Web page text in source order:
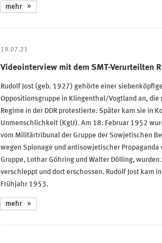
mehr
19.07.21
Videointerview mit dem SMT-Verurteilten
Rudolf Jost (geb. 1927) gehörte einer
Oppositionsgruppe in Klingenthal/Vogtland an, die
Regime in der DDR protestierte. Später kam sie in
Unmenschlichkeit (KgU). Am 18. Februar 1952
vom Militärtribunal der Gruppe der Sowjetischen
wegen Spionage und antisowjetischer
Gruppe, Lothar Göhring und Walter Dölling,
verschleppt und dort erschossen. Rudolf Jost kam
Frühjahr 1953.
mehr